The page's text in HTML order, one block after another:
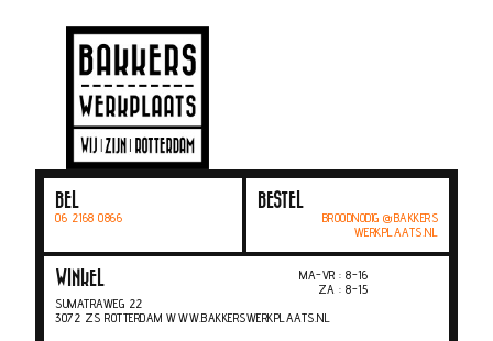
BEL
06 2168 0866
BESTEL
BROODNODIG @BAKKERS
WERKPLAATS.NL
WINKEL
MA-VR : 8-16
ZA : 8-15
SUMATRAWEG 22
3072 ZS ROTTERDAM WWW.BAKKERSWERKPLAATS.NL